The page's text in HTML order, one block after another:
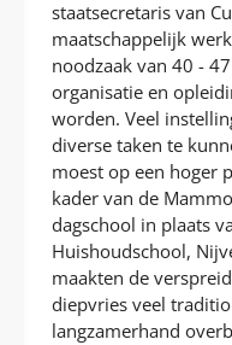
staatsecretaris van
maatschappelijk
noodzaak van 40 -
organisatie en
worden. Veel
diverse taken te
moest op een hoger
kader van de
dagschool in plaats
Huishoudschool,
maakten de
diepvries veel
langzamerhand